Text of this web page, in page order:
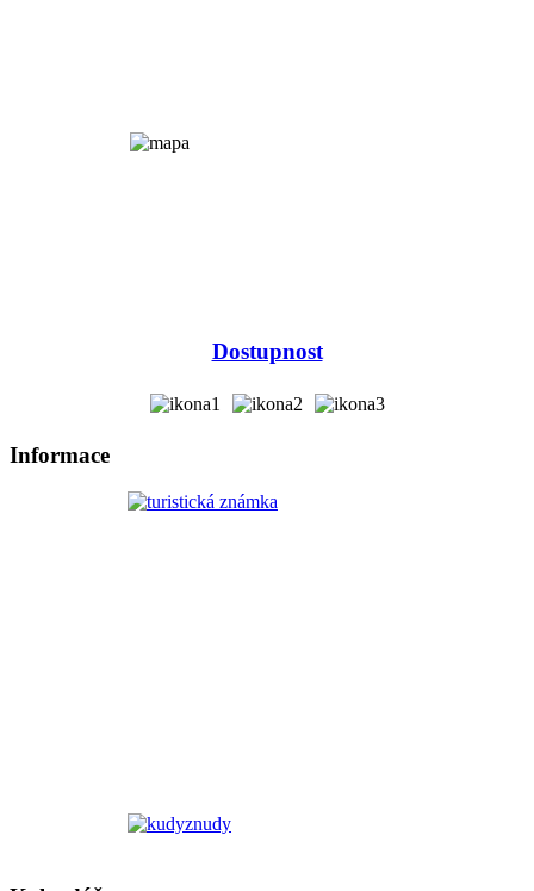
Dostupnost
Informace